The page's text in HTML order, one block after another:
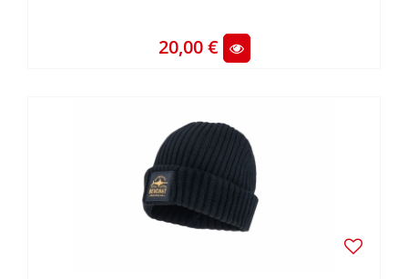
20,00 €